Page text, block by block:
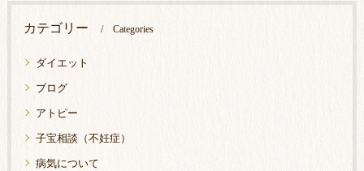
カテゴリー Categories
ダイエット
ブログ
アトピー
子宝相談（不妊症）
病気について